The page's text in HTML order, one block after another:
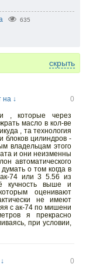
635
скрыть
на ↓
0
, которые через
масло в кол-ве
, та технология
блоков цилиндров -
владельцам этого
и они неизменны
автоматического
о том когда в
74 или 3 5.56 из
кучность выше и
оценивают
не имеют
с ак-74 по мишени
я прекрасно
при условии,
0